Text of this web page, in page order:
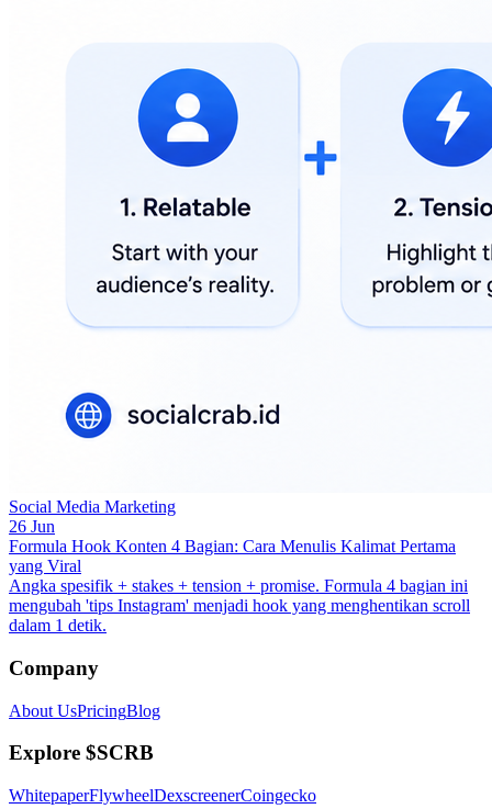
Social Media Marketing
26 Jun
Formula Hook Konten 4 Bagian: Cara Menulis Kalimat Pertama
yang Viral
Angka spesifik + stakes + tension + promise. Formula 4 bagian ini
mengubah 'tips Instagram' menjadi hook yang menghentikan scroll
dalam 1 detik.
Company
About UsPricingBlog
Explore $SCRB
WhitepaperFlywheelDexscreenerCoingecko